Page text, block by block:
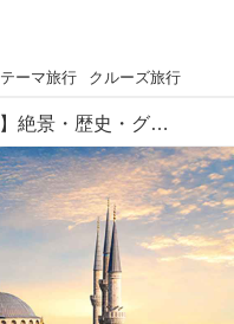
テーマ旅行 クルーズ旅行
【トルコ】絶景・歴史・グルメが揃うトルコの魅力をご紹介！